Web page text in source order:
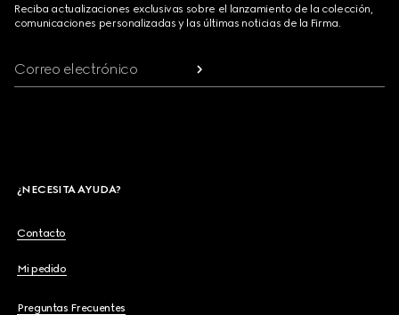
Reciba actualizaciones exclusivas sobre el lanzamiento de la colección,
comunicaciones personalizadas y las últimas noticias de la Firma.
Correo electrónico
¿NECESITA AYUDA?
Contacto
Mi pedido
Preguntas Frecuentes